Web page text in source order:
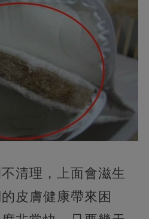
清理，上面會滋生
皮膚健康帶來困